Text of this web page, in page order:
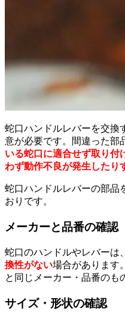
蛇口ハンドルレバーを交換
意が必要です。間違った部
いる蛇口に適合せず取り付
わず動作不良が発生したり
蛇口ハンドルレバーの部品
おりです。
メーカーと品番の確認
蛇口のハンドルやレバーは、
換性がない場合があります
と同じメーカー・品番のも
サイズ・形状の確認